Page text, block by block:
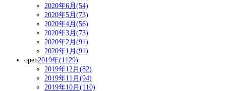
2020年6月(54)
2020年5月(73)
2020年4月(56)
2020年3月(73)
2020年2月(91)
2020年1月(91)
open2019年(1129)
2019年12月(82)
2019年11月(94)
2019年10月(110)